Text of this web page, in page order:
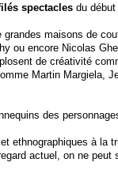
spectacles du
maisons de
ou encore Nicolas
de créativité
Martin Margiela,
des
ethnographiques à la
actuel, on ne